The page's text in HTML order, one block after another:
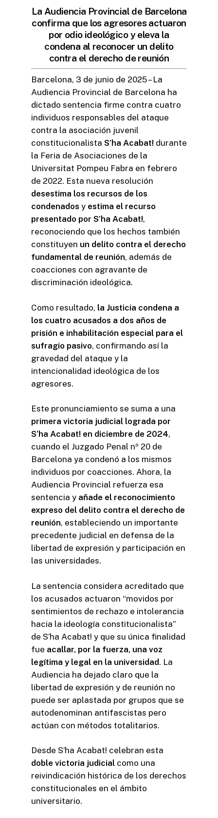
La Audiencia Provincial de Barcelona
confirma que los agresores actuaron
por odio ideológico y eleva la
condena al reconocer un delito
contra el derecho de reunión
Barcelona, 3 de junio de 2025 – La
Audiencia Provincial de Barcelona ha
dictado sentencia firme contra cuatro
individuos responsables del ataque
contra la asociación juvenil
constitucionalista S’ha Acabat! durante
la Feria de Asociaciones de la
Universitat Pompeu Fabra en febrero
de 2022. Esta nueva resolución
desestima los recursos de los
condenados y estima el recurso
presentado por S’ha Acabat!,
reconociendo que los hechos también
constituyen un delito contra el derecho
fundamental de reunión, además de
coacciones con agravante de
discriminación ideológica.
Como resultado, la Justicia condena a
los cuatro acusados a dos años de
prisión e inhabilitación especial para el
sufragio pasivo, confirmando así la
gravedad del ataque y la
intencionalidad ideológica de los
agresores.
Este pronunciamiento se suma a una
primera victoria judicial lograda por
S’ha Acabat! en diciembre de 2024,
cuando el Juzgado Penal nº 20 de
Barcelona ya condenó a los mismos
individuos por coacciones. Ahora, la
Audiencia Provincial refuerza esa
sentencia y añade el reconocimiento
expreso del delito contra el derecho de
reunión, estableciendo un importante
precedente judicial en defensa de la
libertad de expresión y participación en
las universidades.
La sentencia considera acreditado que
los acusados actuaron “movidos por
sentimientos de rechazo e intolerancia
hacia la ideología constitucionalista”
de S’ha Acabat! y que su única finalidad
fue acallar, por la fuerza, una voz
legítima y legal en la universidad. La
Audiencia ha dejado claro que la
libertad de expresión y de reunión no
puede ser aplastada por grupos que se
autodenominan antifascistas pero
actúan con métodos totalitarios.
Desde S’ha Acabat! celebran esta
doble victoria judicial como una
reivindicación histórica de los derechos
constitucionales en el ámbito
universitario.